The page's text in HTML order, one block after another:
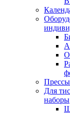
Прессы
Для
наборы